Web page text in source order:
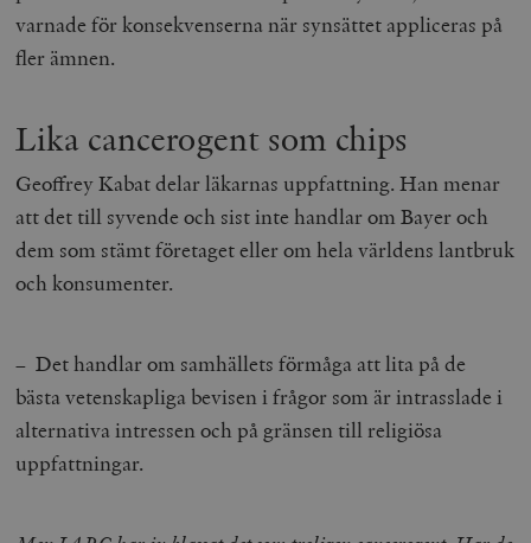
varnade för konsekvenserna när synsättet appliceras på
fler ämnen.
Lika cancerogent som chips
Geoffrey Kabat delar läkarnas uppfattning. Han menar
att det till syvende och sist inte handlar om Bayer och
dem som stämt företaget eller om hela världens lantbruk
och konsumenter.
– Det handlar om samhällets förmåga att lita på de
bästa vetenskapliga bevisen i frågor som är intrasslade i
alternativa intressen och på gränsen till religiösa
uppfattningar.